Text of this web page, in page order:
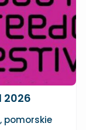
2026
pomorskie